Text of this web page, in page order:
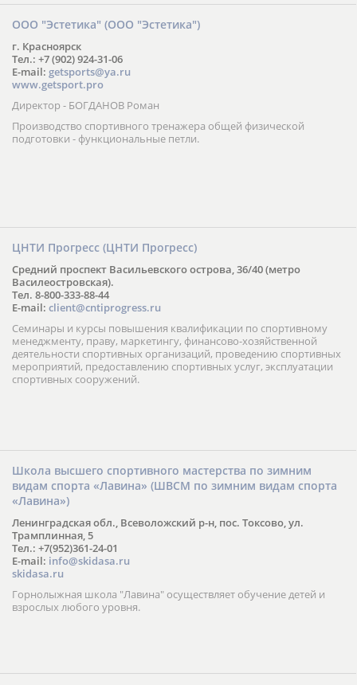
ООО "Эстетика" (ООО "Эстетика")
г. Красноярск
Тел.: +7 (902) 924-31-06
E-mail: getsports@ya.ru
www.getsport.pro
Директор - БОГДАНОВ Роман
Производство спортивного тренажера общей физической
подготовки - функциональные петли.
ЦНТИ Прогресс (ЦНТИ Прогресс)
Средний проспект Васильевского острова, 36/40 (метро
Василеостровская).
Тел. 8-800-333-88-44
E-mail: client@cntiprogress.ru
Семинары и курсы повышения квалификации по спортивному
менеджменту, праву, маркетингу, финансово-хозяйственной
деятельности спортивных организаций, проведению спортивных
мероприятий, предоставлению спортивных услуг, эксплуатации
спортивных сооружений.
Школа высшего спортивного мастерства по зимним
видам спорта «Лавина» (ШВСМ по зимним видам спорта
«Лавина»)
Ленинградская обл., Всеволожский р-н, пос. Токсово, ул.
Трамплинная, 5
Тел.: +7(952)361-24-01
E-mail: info@skidasa.ru
skidasa.ru
Горнолыжная школа "Лавина" осуществляет обучение детей и
взрослых любого уровня.